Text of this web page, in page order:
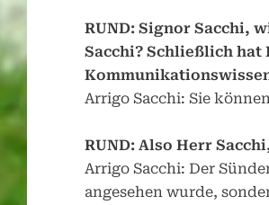
RUND: Signor Sacchi,
Sacchi? Schließlich
Arrigo Sacchi: Sie
RUND: Also Herr
Arrigo Sacchi: Der
angesehen wurde,